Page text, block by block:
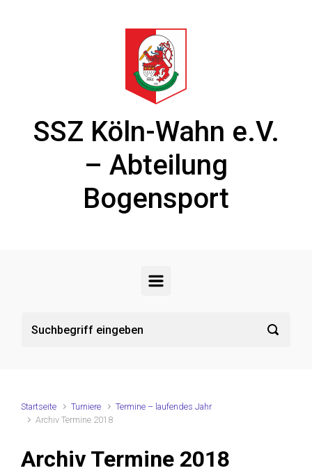
SSZ Köln-Wahn e.V.
– Abteilung
Bogensport
Startseite Turniere
Termine – laufendes Jahr
Archiv Termine 2018
Archiv Termine 2018